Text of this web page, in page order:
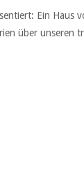
Ein Haus
über unseren